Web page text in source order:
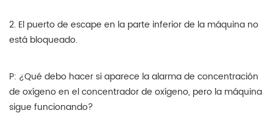
2. El puerto de escape en la parte inferior de la máquina no
está bloqueado.
P: ¿Qué debo hacer si aparece la alarma de concentración
de oxígeno en el concentrador de oxígeno, pero la máquina
sigue funcionando?